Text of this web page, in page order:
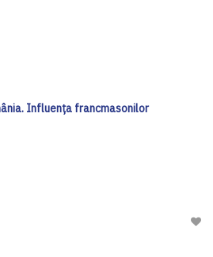
Influența francmasonilor